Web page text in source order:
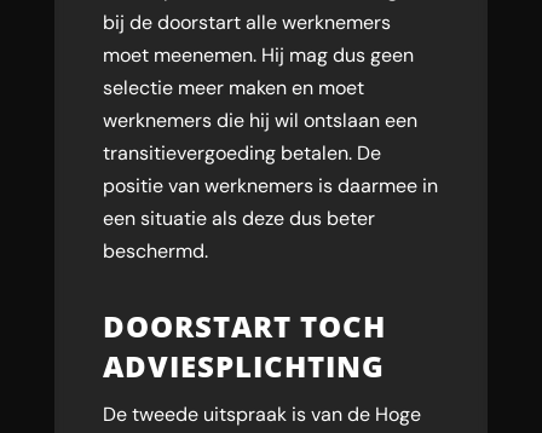
bij de doorstart alle werknemers
moet meenemen. Hij mag dus geen
selectie meer maken en moet
werknemers die hij wil ontslaan een
transitievergoeding betalen. De
positie van werknemers is daarmee in
een situatie als deze dus beter
beschermd.
DOORSTART TOCH
ADVIESPLICHTING
De tweede uitspraak is van de Hoge